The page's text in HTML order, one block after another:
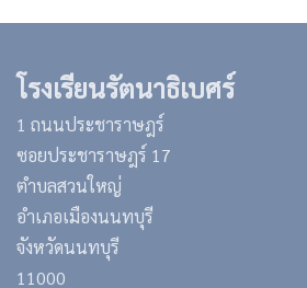
โรงเรียนรัตนาธิเบศร์
1 ถนนประชาราษฎร์
ซอยประชาราษฎร์ 17
ตำบลสวนใหญ่
อำเภอเมืองนนทบุรี
จังหวัดนนทบุรี
11000